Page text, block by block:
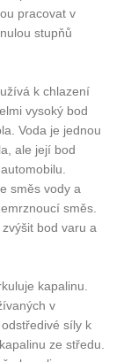
pracovat v
stupňů
k chlazení
vysoký bod
Voda je jednou
ale její bod
směs vody a
směs.
bod varu a
kapalinu.
v
síly k
ze středu.